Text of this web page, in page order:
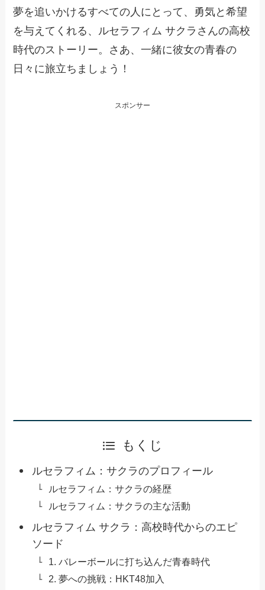
夢を追いかけるすべての人にとって、勇気と希望
を与えてくれる、ルセラフィム サクラさんの高校
時代のストーリー。さあ、一緒に彼女の青春の
日々に旅立ちましょう！
スポンサー
もくじ
ルセラフィム：サクラのプロフィール
ルセラフィム：サクラの経歴
ルセラフィム：サクラの主な活動
ルセラフィム サクラ：高校時代からのエピ
ソード
1. バレーボールに打ち込んだ青春時代
2. 夢への挑戦：HKT48加入